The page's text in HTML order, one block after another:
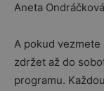
Aneta
A pokud
zdržet až do
programu.